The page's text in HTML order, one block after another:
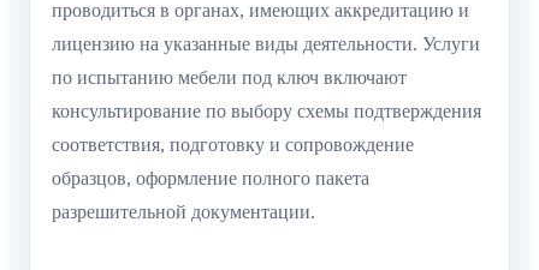
проводиться в органах, имеющих аккредитацию и
лицензию на указанные виды деятельности. Услуги
по испытанию мебели под ключ включают
консультирование по выбору схемы подтверждения
соответствия, подготовку и сопровождение
образцов, оформление полного пакета
разрешительной документации.